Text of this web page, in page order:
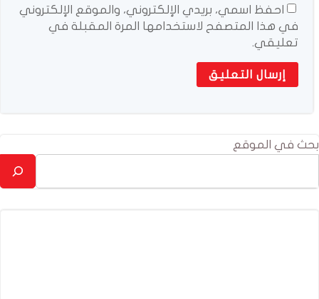
احفظ اسمي، بريدي الإلكتروني، والموقع الإلكتروني
في هذا المتصفح لاستخدامها المرة المقبلة في
تعليقي.
بحث في الموقع